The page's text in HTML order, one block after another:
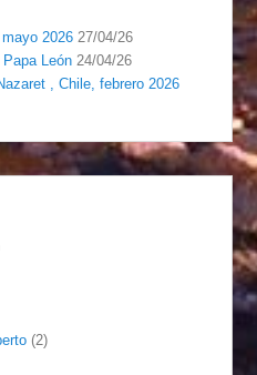
2026 27/04/26
León 24/04/26
, Chile, febrero 2026
(2)